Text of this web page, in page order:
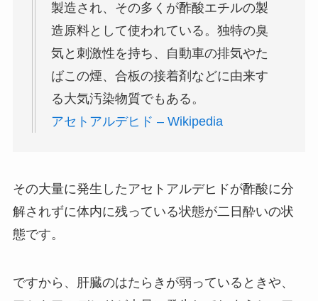
製造され、その多くが酢酸エチルの製
造原料として使われている。独特の臭
気と刺激性を持ち、自動車の排気やた
ばこの煙、合板の接着剤などに由来す
る大気汚染物質でもある。
アセトアルデヒド – Wikipedia
その大量に発生したアセトアルデヒドが酢酸に分
解されずに体内に残っている状態が二日酔いの状
態です。
ですから、肝臓のはたらきが弱っているときや、